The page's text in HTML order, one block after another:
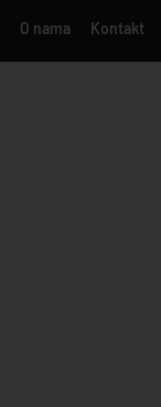
O nama Kontakt